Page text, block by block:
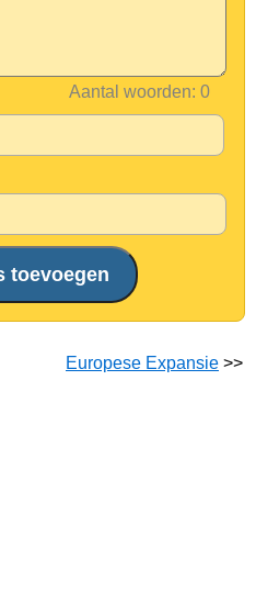
Aantal woorden:
Europese Expansie >>